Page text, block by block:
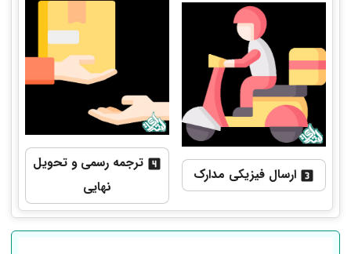
ارسال فیزیکی مدارک
ترجمه رسمی و تحویل
نهایی